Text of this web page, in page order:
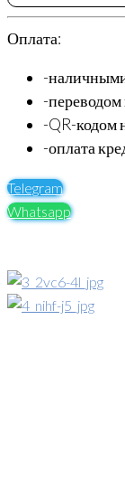
Оплата:
-
-переводом
-QR-кодом
-оплата
Telegram
Whatsapp